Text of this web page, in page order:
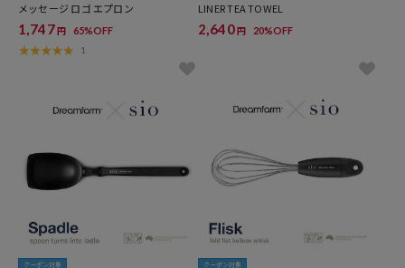
メッセージ ロゴ エプロン
1,747円 65%OFF
1
LINER TEA TOWEL
2,640円 20%OFF
クーポン対象 クーポン対象